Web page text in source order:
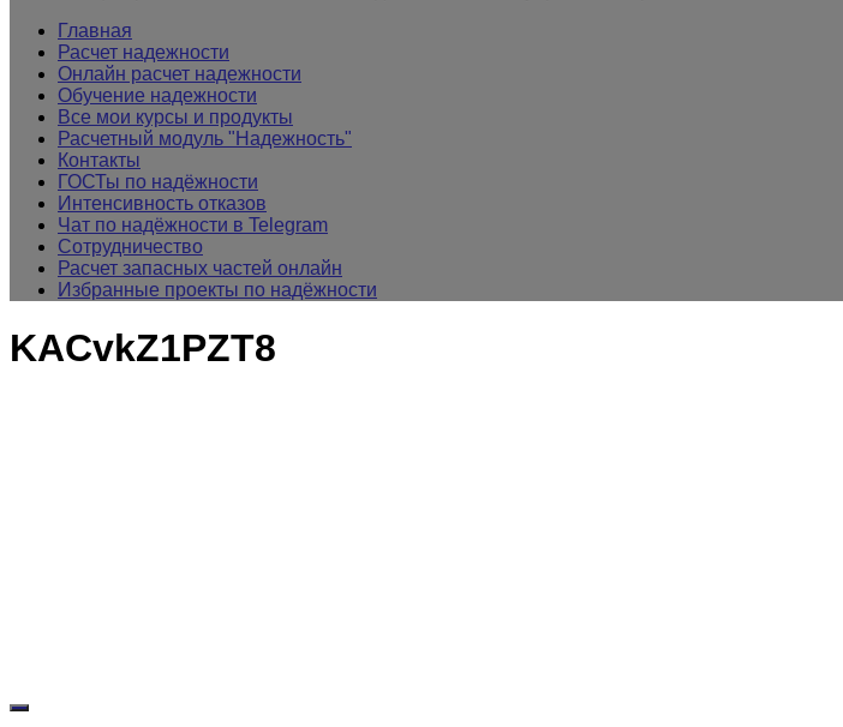
Главная
Расчет надежности
Онлайн расчет надежности
Обучение надежности
Все мои курсы и продукты
Расчетный модуль "Надежность"
Контакты
ГОСТы по надёжности
Интенсивность отказов
Чат по надёжности в Telegram
Сотрудничество
Расчет запасных частей онлайн
Избранные проекты по надёжности
KACvkZ1PZT8